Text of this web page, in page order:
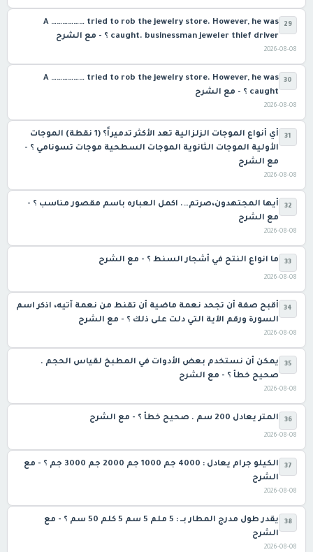
29
A ……………… tried to rob the jewelry store. However, he was
caught. businessman jeweler thief driver ؟ - مع الشرح
2026-08-08
30
A ……………… tried to rob the jewelry store. However, he was
caught ؟ - مع الشرح
2026-08-08
31
أي أنواع الموجات الزلزالية تعد الأكثر تدميراً؟ (1 نقطة) الموجات
الأولية الموجات الثانوية الموجات السطحية موجات تسونامي ؟ -
مع الشرح
2026-08-08
32
أيها المجتهدون،صرتم…. اكمل العباره باسم مقصور مناسب ؟ -
مع الشرح
2026-08-08
33 ما انواع النتح في أشجار السنط ؟ - مع الشرح
2026-08-08
34
أقبح صفة أن تجحد نعمة ماضية أن تقنط من نعمة آتيه، اذكر اسم
السورة ورقم الآية التي دلت على ذلك ؟ - مع الشرح
2026-08-08
35
يمكن أن نستخدم بعض الأدوات في المطبخ لقياس الحجم .
صحيح خطأ ؟ - مع الشرح
2026-08-08
36 المتر يعادل 200 سم . صحيح خطأ ؟ - مع الشرح
2026-08-08
37
الكيلو جرام يعادل : 4000 جم 1000 جم 2000 جم 3000 جم ؟ - مع
الشرح
2026-08-08
38
يقدر طول مدرج المطار بــ : 5 ملم 5 سم 5 كلم 50 سم ؟ - مع
الشرح
2026-08-08